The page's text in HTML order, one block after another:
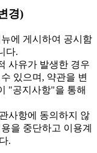
경)
에 게시하여 공시함
다.
사유가 발생한 경우
있으며, 약관을 변
"공지사항"을 통해
사항에 동의하지 않
을 중단하고 이용계
.